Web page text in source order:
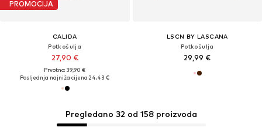
PROMOCIJA
CALIDA
Potkošulja
27,90 €
Prvotno: 39,90 €
Posljednja najniža cijena:24,43 €
LSCN BY LASCANA
Potkošulja
29,99 €
Pregledano 32 od 158 proizvoda